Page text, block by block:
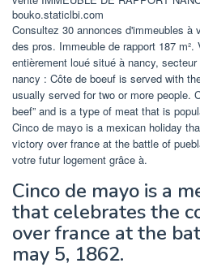
bouko.staticlbi.com
Consultez 30 annonces d'immeubles à
des pros. Immeuble de rapport 187
entièrement loué situé à nancy,
nancy : Côte de boeuf is served with
usually served for two or more people.
beef” and is a type of meat that is
Cinco de mayo is a mexican holiday
victory over france at the battle of
votre futur logement grâce à.
Cinco de mayo is a
that celebrates the
over france at the
may 5, 1862.